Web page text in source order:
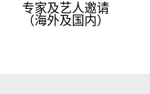
专家及艺人邀请
（海外及国内）